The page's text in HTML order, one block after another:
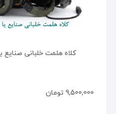
کلاه هلمت خلبانی صنایع
9,500,000 تومان